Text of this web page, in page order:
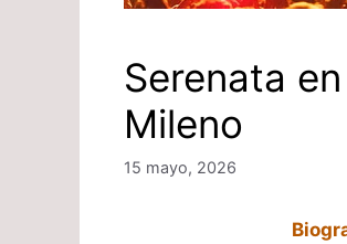
Serenata
Mileno
15 mayo, 2026